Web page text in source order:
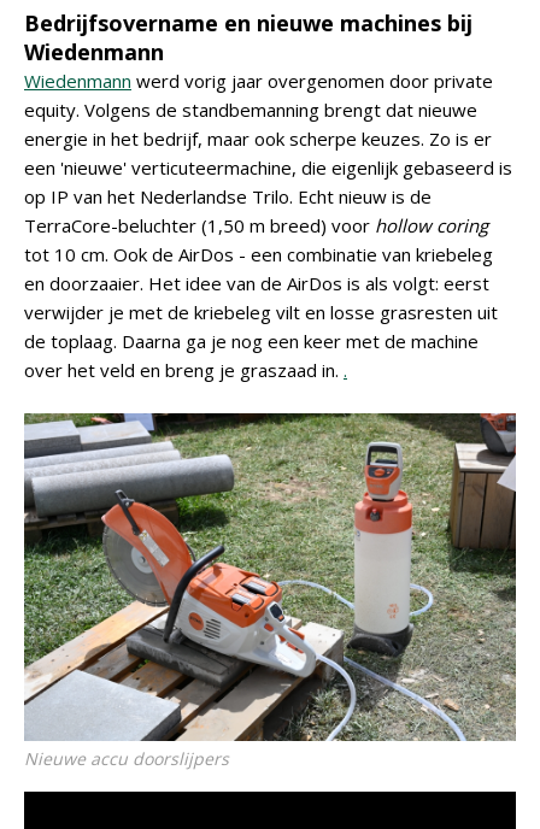
Bedrijfsovername en nieuwe machines bij
Wiedenmann
Wiedenmann werd vorig jaar overgenomen door private
equity. Volgens de standbemanning brengt dat nieuwe
energie in het bedrijf, maar ook scherpe keuzes. Zo is er
een 'nieuwe' verticuteermachine, die eigenlijk gebaseerd is
op IP van het Nederlandse Trilo. Echt nieuw is de
TerraCore-beluchter (1,50 m breed) voor hollow coring
tot 10 cm. Ook de AirDos - een combinatie van kriebeleg
en doorzaaier. Het idee van de AirDos is als volgt: eerst
verwijder je met de kriebeleg vilt en losse grasresten uit
de toplaag. Daarna ga je nog een keer met de machine
over het veld en breng je graszaad in. .
Nieuwe accu doorslijpers